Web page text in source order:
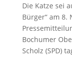
Die Katze sei
Bürger“ am
Bochumer
Scholz (SPD)